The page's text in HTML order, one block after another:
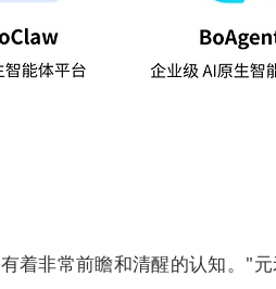
着非常前瞻和清醒的认知。"